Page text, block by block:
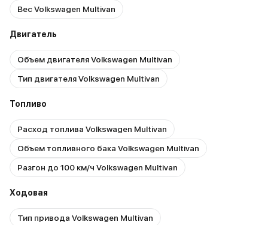
Вес Volkswagen Multivan
Двигатель
Объем двигателя Volkswagen Multivan
Тип двигателя Volkswagen Multivan
Топливо
Расход топлива Volkswagen Multivan
Объем топливного бака Volkswagen Multivan
Разгон до 100 км/ч Volkswagen Multivan
Ходовая
Тип привода Volkswagen Multivan